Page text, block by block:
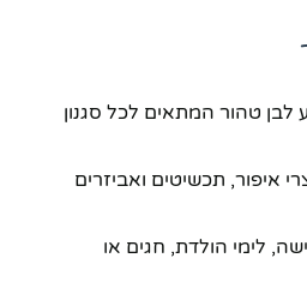
לבן טהור המתאים לכל סגנון
איפור, תכשיטים ואביזרים
לימי הולדת, חגים או